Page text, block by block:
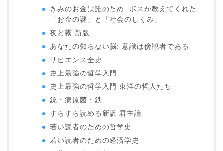
きみのお金は誰のため: ボスが教えてくれた
「お金の謎」と「社会のしくみ」
夜と霧 新版
あなたの知らない脳: 意識は傍観者である
サピエンス全史
史上最強の哲学入門
史上最強の哲学入門 東洋の哲人たち
銃・病原菌・鉄
すらすら読める新訳 君主論
若い読者のための哲学史
若い読者のための経済学史